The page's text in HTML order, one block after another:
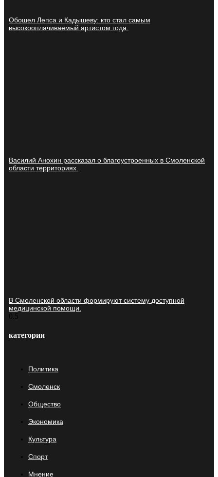
Обошел Лепса и Кадышеву: кто стал самым
высокооплачиваемый артистом года.
Василий Анохин рассказал о благоустроенных в Смоленской
области территориях.
В Смоленской области формируют систему доступной
медицинской помощи.
категории
Политика
Смоленск
Общество
Экономика
Культура
Спорт
Мнение